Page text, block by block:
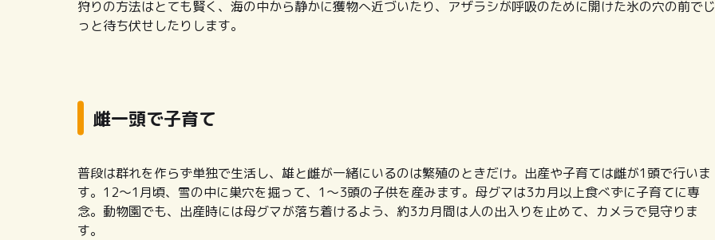
狩りの方法はとても賢く、海の中から静かに獲物へ近づいたり、アザラシが呼吸のために開けた氷の穴の前でじ
っと待ち伏せしたりします。
雌一頭で子育て
普段は群れを作らず単独で生活し、雄と雌が一緒にいるのは繁殖のときだけ。出産や子育ては雌が1頭で行いま
す。12～1月頃、雪の中に巣穴を掘って、1～3頭の子供を産みます。母グマは3カ月以上食べずに子育てに専
念。動物園でも、出産時には母グマが落ち着けるよう、約3カ月間は人の出入りを止めて、カメラで見守りま
す。